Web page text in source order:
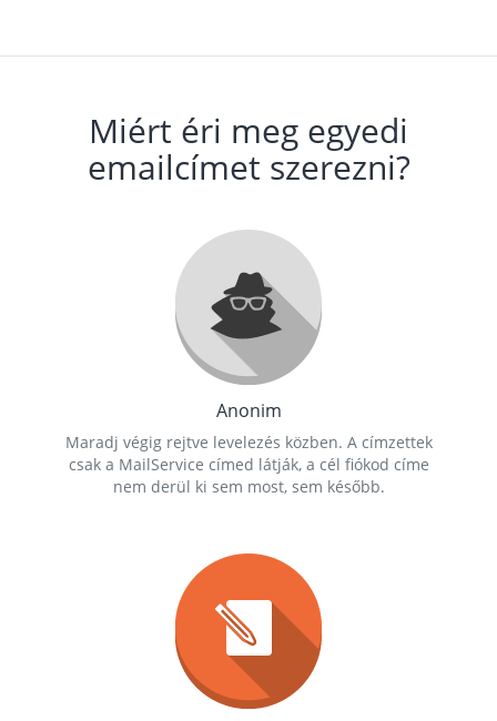
Miért éri meg egyedi
emailcímet szerezni?
Anonim
Maradj végig rejtve levelezés közben. A címzettek
csak a MailService címed látják, a cél fiókod címe
nem derül ki sem most, sem később.